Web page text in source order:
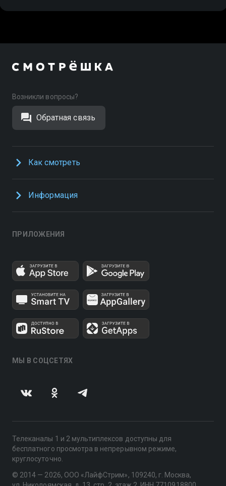
Возникли вопросы?
Обратная связь
Как смотреть
Информация
ПРИЛОЖЕНИЯ
МЫ В СОЦСЕТЯХ
Телеканалы 1 и 2 мультиплексов доступны для
бесплатного просмотра в непрерывном режиме,
круглосуточно.
© 2014 — 2026, ООО «ЛайфСтрим», 109240, г. Москва,